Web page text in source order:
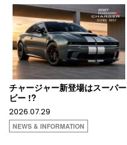
チャージャー新登場はスーパー
ビー !?
2026.07.29
NEWS & INFORMATION